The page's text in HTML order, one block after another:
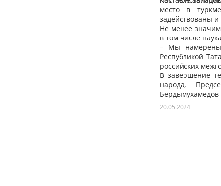
место в
задействованы
Не менее
в том числе
– Мы намерены
Республикой
российских
В завершение
народа,
пожелали друг
20.05.2024